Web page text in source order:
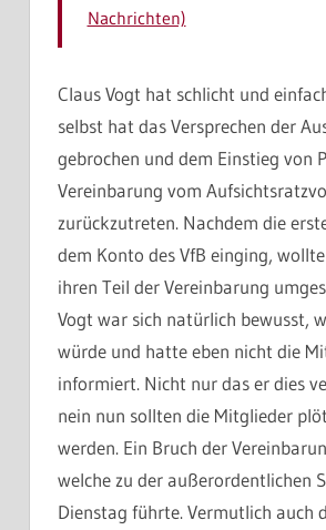
Nachrichten)
Claus Vogt hat schlicht und
selbst hat das Versprechen der
gebrochen und dem Einstieg von
Vereinbarung vom
zurückzutreten. Nachdem die
dem Konto des VfB einging,
ihren Teil der Vereinbarung
Vogt war sich natürlich bewusst,
würde und hatte eben nicht die
informiert. Nicht nur das er dies
nein nun sollten die Mitglieder
werden. Ein Bruch der
welche zu der außerordentlichen
Dienstag führte. Vermutlich auch